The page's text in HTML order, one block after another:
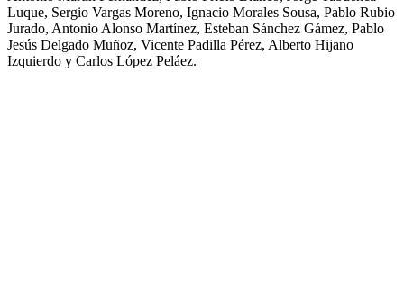
Luque, Sergio Vargas Moreno, Ignacio Morales Sousa, Pablo Rubio
Jurado, Antonio Alonso Martínez, Esteban Sánchez Gámez, Pablo
Jesús Delgado Muñoz, Vicente Padilla Pérez, Alberto Hijano
Izquierdo y Carlos López Peláez.